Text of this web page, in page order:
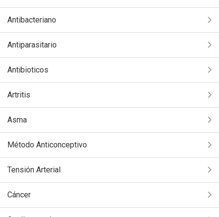
Antibacteriano
Antiparasitario
Antibioticos
Artritis
Asma
Método Anticonceptivo
Tensión Arterial
Cáncer